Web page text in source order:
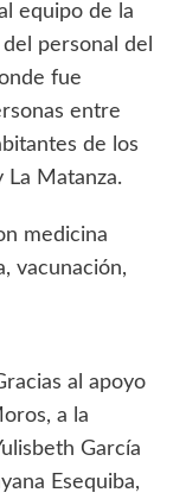
equipo de la
personal del
fue
entre
de los
La Matanza.
medicina
vacunación,
al apoyo
a la
García
Esequiba,